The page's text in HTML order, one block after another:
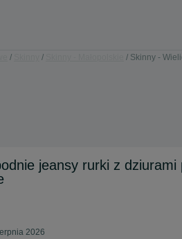
Skinny -
jeansy rurki z dziurami
2026